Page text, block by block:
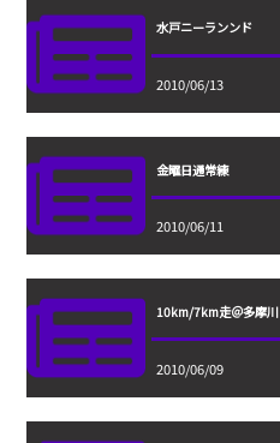
水戸ニーランンド
2010/06/13
金曜日通常練
2010/06/11
10km/7km走＠多摩川
2010/06/09